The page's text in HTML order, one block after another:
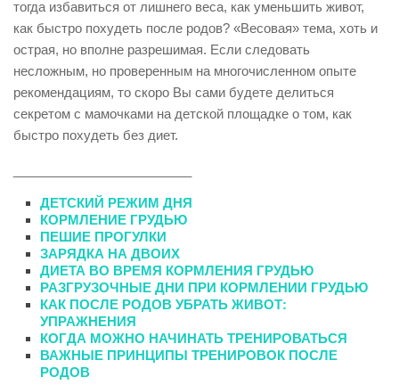
тогда избавиться от лишнего веса, как уменьшить живот,
как быстро похудеть после родов? «Весовая» тема, хоть и
острая, но вполне разрешимая. Если следовать
несложным, но проверенным на многочисленном опыте
рекомендациям, то скоро Вы сами будете делиться
секретом с мамочками на детской площадке о том, как
быстро похудеть без диет.
ДЕТСКИЙ РЕЖИМ ДНЯ
КОРМЛЕНИЕ ГРУДЬЮ
ПЕШИЕ ПРОГУЛКИ
ЗАРЯДКА НА ДВОИХ
ДИЕТА ВО ВРЕМЯ КОРМЛЕНИЯ ГРУДЬЮ
РАЗГРУЗОЧНЫЕ ДНИ ПРИ КОРМЛЕНИИ ГРУДЬЮ
КАК ПОСЛЕ РОДОВ УБРАТЬ ЖИВОТ:
УПРАЖНЕНИЯ
КОГДА МОЖНО НАЧИНАТЬ ТРЕНИРОВАТЬСЯ
ВАЖНЫЕ ПРИНЦИПЫ ТРЕНИРОВОК ПОСЛЕ
РОДОВ